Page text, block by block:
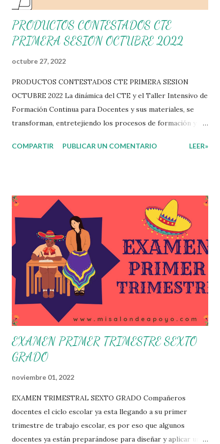
PRODUCTOS CONTESTADOS CTE
PRIMERA SESION OCTUBRE 2022
octubre 27, 2022
PRODUCTOS CONTESTADOS CTE PRIMERA SESION
OCTUBRE 2022 La dinámica del CTE y el Taller Intensivo de
Formación Continua para Docentes y sus materiales, se
transforman, entretejiendo los procesos de formación y de
una guía de trabajo a un documento orientador, el cual es
propone que el colectivo docente tome decisiones sobre
su organización, la gestión del tiempo acorde a las
necesidades de la escuela y las acciones que decidan
emprender para apropiarse y resignificar el Plan de
Estudio dentro y fuera de este espacio. En esta Primera
Sesión Ordinaria se les invita a que reflexionen y acuerden
posibles acciones a realizar colaborativamente en la escuela
y con la comunidad, a fin de atender las problemáticas
identificadas. Compañeros docentes en est...
COMPARTIR PUBLICAR UN COMENTARIO LEER»
EXAMEN PRIMER TRIMESTRE SEXTO
GRADO
noviembre 01, 2022
EXAMEN TRIMESTRAL SEXTO GRADO Compañeros
docentes el ciclo escolar ya esta llegando a su primer
trimestre de trabajo escolar, es por eso que algunos
docentes ya están preparándose para diseñar y aplicar una